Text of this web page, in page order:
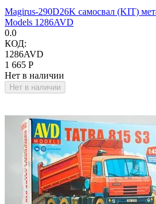
Magirus-290D26K самосвал (KIT)
Models 1286AVD
0.0
КОД:
1286AVD
1 665 Р
Нет в наличии
Нет в наличии